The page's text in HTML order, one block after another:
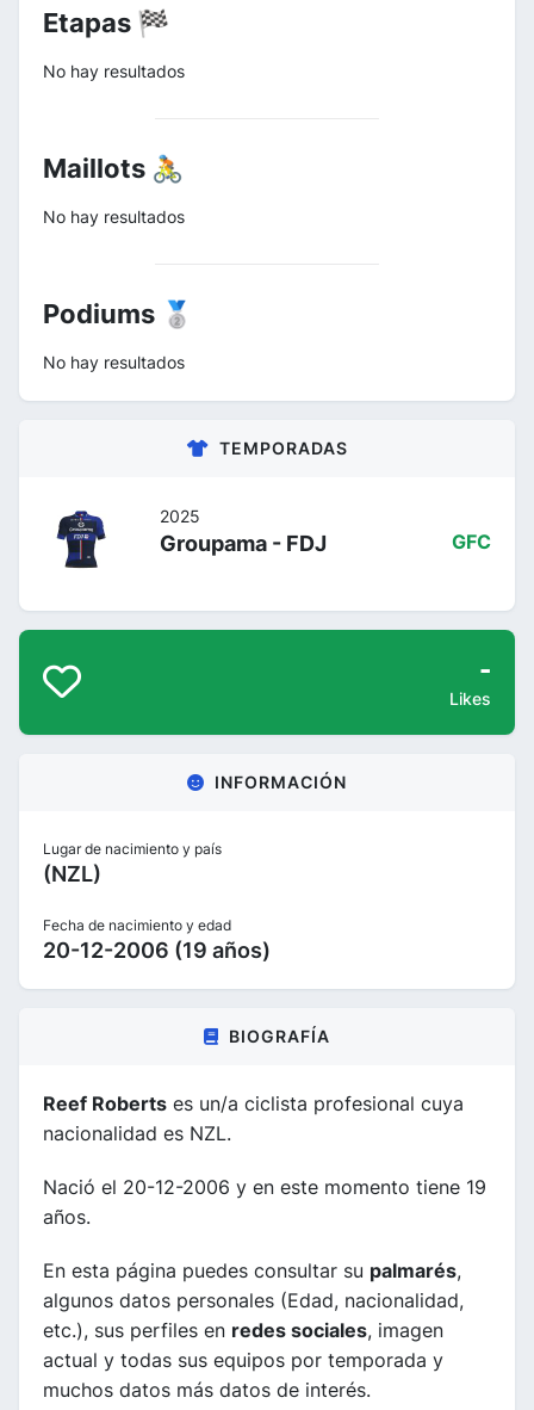
Etapas 🏁
No hay resultados
Maillots 🚴
No hay resultados
Podiums 🥈
No hay resultados
TEMPORADAS
2025
Groupama - FDJ GFC
-
Likes
INFORMACIÓN
Lugar de nacimiento y país
(NZL)
Fecha de nacimiento y edad
20-12-2006 (19 años)
BIOGRAFÍA
Reef Roberts es un/a ciclista profesional cuya
nacionalidad es NZL.
Nació el 20-12-2006 y en este momento tiene 19
años.
En esta página puedes consultar su palmarés,
algunos datos personales (Edad, nacionalidad,
etc.), sus perfiles en redes sociales, imagen
actual y todas sus equipos por temporada y
muchos datos más datos de interés.